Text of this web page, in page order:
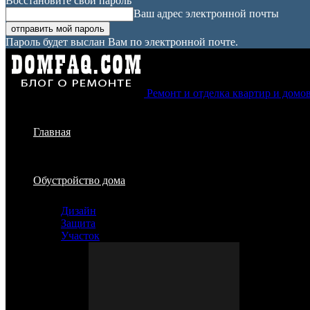
Ваш адрес электронной почты
Пароль будет выслан Вам по электронной почте.
Ремонт и отделка квартир и
Главная
Обустройство дома
Дизайн
Защита
Участок